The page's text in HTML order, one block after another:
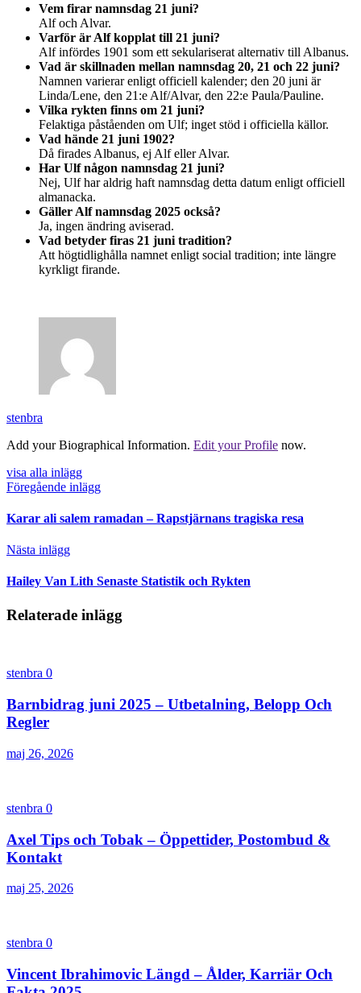
Vem firar namnsdag 21 juni?
Alf och Alvar.
Varför är Alf kopplat till 21 juni?
Alf infördes 1901 som ett sekulariserat alternativ till Albanus.
Vad är skillnaden mellan namnsdag 20, 21 och 22 juni?
Namnen varierar enligt officiell kalender; den 20 juni är
Linda/Lene, den 21:e Alf/Alvar, den 22:e Paula/Pauline.
Vilka rykten finns om 21 juni?
Felaktiga påståenden om Ulf; inget stöd i officiella källor.
Vad hände 21 juni 1902?
Då firades Albanus, ej Alf eller Alvar.
Har Ulf någon namnsdag 21 juni?
Nej, Ulf har aldrig haft namnsdag detta datum enligt officiell
almanacka.
Gäller Alf namnsdag 2025 också?
Ja, ingen ändring aviserad.
Vad betyder firas 21 juni tradition?
Att högtidlighålla namnet enligt social tradition; inte längre
kyrkligt firande.
stenbra
Add your Biographical Information. Edit your Profile now.
visa alla inlägg
Föregående inlägg
Karar ali salem ramadan – Rapstjärnans tragiska resa
Nästa inlägg
Hailey Van Lith Senaste Statistik och Rykten
Relaterade inlägg
stenbra 0
Barnbidrag juni 2025 – Utbetalning, Belopp Och
Regler
maj 26, 2026
stenbra 0
Axel Tips och Tobak – Öppettider, Postombud &
Kontakt
maj 25, 2026
stenbra 0
Vincent Ibrahimovic Längd – Ålder, Karriär Och